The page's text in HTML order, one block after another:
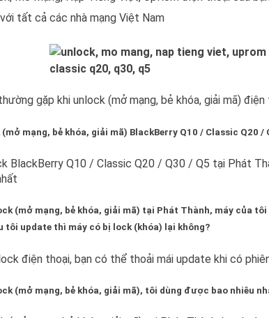
tất cả các nhà mạng Việt Nam
gặp khi unlock (mở mạng, bẻ khóa, giải mã) điện
mạng, bẻ khóa, giải mã) BlackBerry Q10 / Classic Q20 /
BlackBerry Q10 / Classic Q20 / Q30 / Q5 tại Phát
(mở mạng, bẻ khóa, giải mã) tại Phát Thành, máy của
tôi update thì máy có bị lock (khóa) lại không?
điện thoại, bạn có thể thoải mái update khi có
(mở mạng, bẻ khóa, giải mã), tôi dùng được bao nhiêu